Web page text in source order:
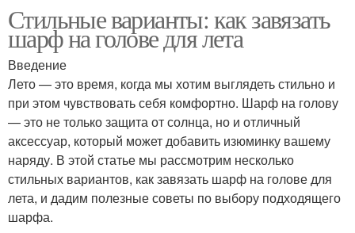
Стильные варианты: как завязать
шарф на голове для лета
Введение
Лето — это время, когда мы хотим выглядеть стильно и
при этом чувствовать себя комфортно. Шарф на голову
— это не только защита от солнца, но и отличный
аксессуар, который может добавить изюминку вашему
наряду. В этой статье мы рассмотрим несколько
стильных вариантов, как завязать шарф на голове для
лета, и дадим полезные советы по выбору подходящего
шарфа.